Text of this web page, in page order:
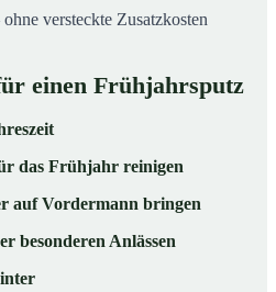
ohne versteckte Zusatzkosten
einen Frühjahrsputz
das Frühjahr reinigen
auf Vordermann bringen
besonderen Anlässen